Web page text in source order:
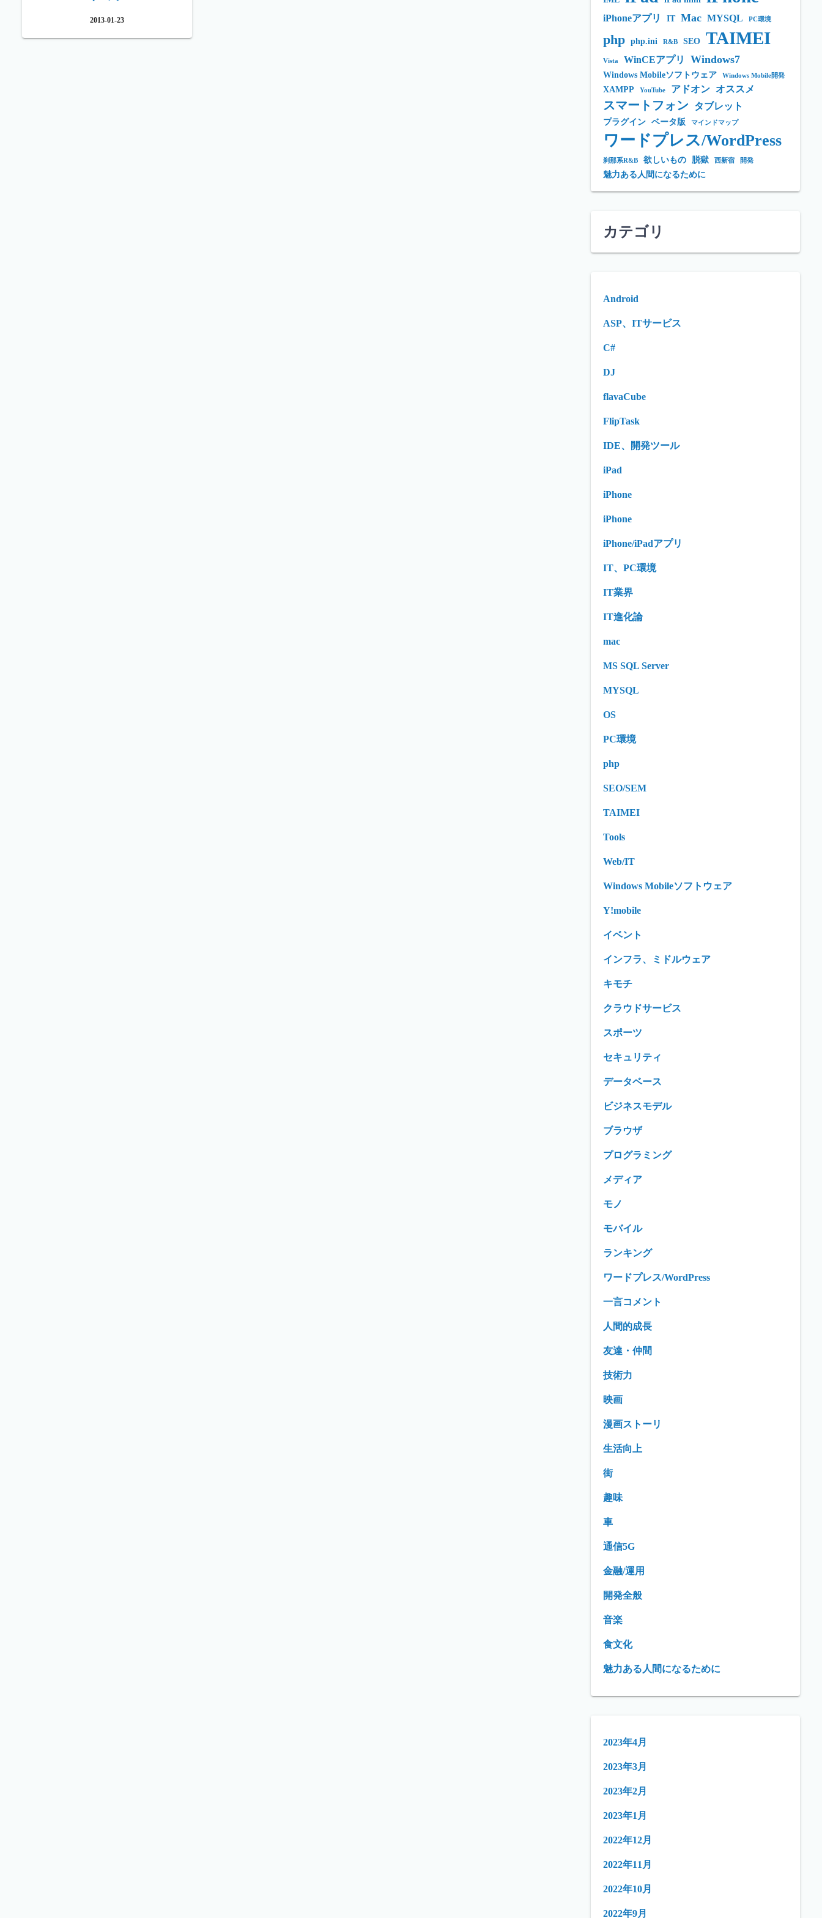
2013-01-23 iPhoneアプリ IT Mac MYSQL PC環境
php php.ini R&B SEO TAIMEI
Vista WinCEアプリ Windows7
Windows Mobileソフトウェア Windows Mobile開発
XAMPP YouTube アドオン オススメ
スマートフォン タブレット
プラグイン ベータ版 マインドマップ
ワードプレス/WordPress
刹那系R&B 欲しいもの 脱獄 西新宿 開発
魅力ある人間になるために
カテゴリ
Android
ASP、ITサービス
C#
DJ
flavaCube
FlipTask
IDE、開発ツール
iPad
iPhone
iPhone
iPhone/iPadアプリ
IT、PC環境
IT業界
IT進化論
mac
MS SQL Server
MYSQL
OS
PC環境
php
SEO/SEM
TAIMEI
Tools
Web/IT
Windows Mobileソフトウェア
Y!mobile
イベント
インフラ、ミドルウェア
キモチ
クラウドサービス
スポーツ
セキュリティ
データベース
ビジネスモデル
ブラウザ
プログラミング
メディア
モノ
モバイル
ランキング
ワードプレス/WordPress
一言コメント
人間的成長
友達・仲間
技術力
映画
漫画ストーリ
生活向上
街
趣味
車
通信5G
金融/運用
開発全般
音楽
食文化
魅力ある人間になるために
2023年4月
2023年3月
2023年2月
2023年1月
2022年12月
2022年11月
2022年10月
2022年9月